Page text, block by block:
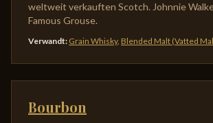
weltweit verkauften Scotch. Johnnie
Famous Grouse.
Verwandt: Grain Whisky, Blended Malt (Vatted
Bourbon